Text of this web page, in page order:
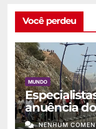
Você perdeu
MUNDO
anuência
migração a
NENHUM